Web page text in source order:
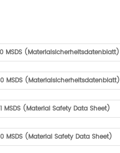
MSDS (Materialsicherheitsdatenblatt)
MSDS (Materialsicherheitsdatenblatt)
MSDS (Material Safety Data Sheet)
MSDS (Material Safety Data Sheet)